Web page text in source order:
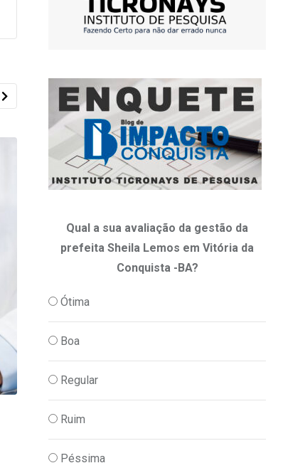
PODER,POLITICA
Qual a sua avaliação da gestão da
prefeita Sheila Lemos em Vitória da
Conquista -BA?
Ótima
Boa
Regular
Ruim
Péssima